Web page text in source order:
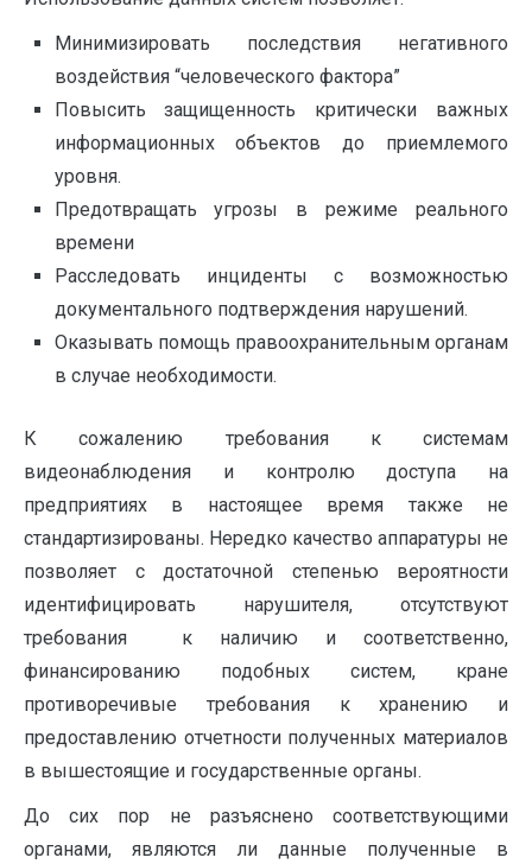
Минимизировать последствия негативного
воздействия “человеческого фактора”
Повысить защищенность критически важных
информационных объектов до приемлемого
уровня.
Предотвращать угрозы в режиме реального
времени
Расследовать инциденты с возможностью
документального подтверждения нарушений.
Оказывать помощь правоохранительным органам
в случае необходимости.
К сожалению требования к системам
видеонаблюдения и контролю доступа на
предприятиях в настоящее время также не
стандартизированы. Нередко качество аппаратуры не
позволяет с достаточной степенью вероятности
идентифицировать нарушителя, отсутствуют
требования к наличию и соответственно,
финансированию подобных систем, кране
противоречивые требования к хранению и
предоставлению отчетности полученных материалов
в вышестоящие и государственные органы.
До сих пор не разъяснено соответствующими
органами, являются ли данные полученные в